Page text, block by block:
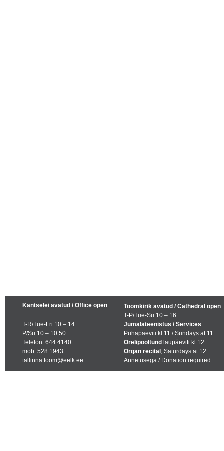
Kantselei avatud / Office open
T-R/Tue-Fri 10 – 14
P/Su 10 – 10.50
Telefon: 644 4140
mob: 528 1943
tallinna.toom@eelk.ee
Toomkirik avatud / Cathedral open
T-P/Tue-Su 10 – 16
Jumalateenistus / Services
Pühapäeviti kl 11 / Sundays at 11
Orelipooltund laupäeviti kl 12
Organ recital , Saturdays at 12
Annetusega / Donation required